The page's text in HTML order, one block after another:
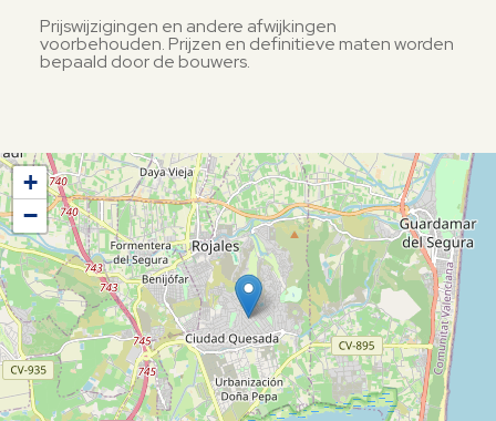
Prijswijzigingen en andere afwijkingen
voorbehouden. Prijzen en definitieve maten worden
bepaald door de bouwers.
+
−